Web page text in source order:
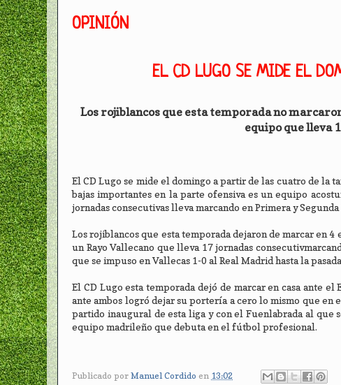
OPINIÓN
EL CD LUGO SE MIDE EL
Los rojiblancos que esta temporada no
equipo que lleva
El CD Lugo se mide el domingo a partir de las cuatro de la
bajas importantes en la parte ofensiva es un equipo
jornadas consecutivas lleva marcando en Primera y Segunda
Los rojiblancos que esta temporada dejaron de marcar en
un Rayo Vallecano que lleva 17 jornadas
que se impuso en Vallecas 1-0 al Real Madrid hasta la
El CD Lugo esta temporada dejó de marcar en casa ante
ante ambos logró dejar su portería a cero lo mismo que en
partido inaugural de esta liga y con el Fuenlabrada al que
equipo madrileño que debuta en el fútbol profesional.
Publicado por Manuel Cordido en 13:02